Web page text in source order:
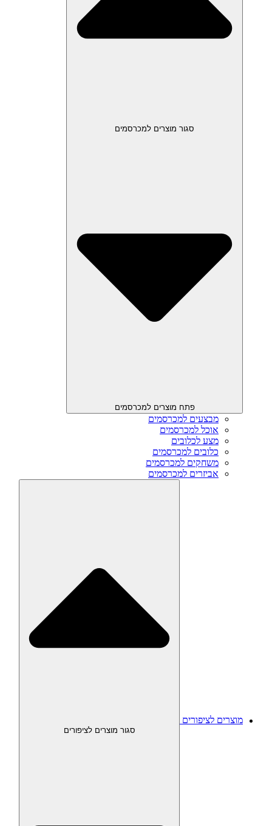
סגור מוצרים למכרסמים
פתח מוצרים למכרסמים
מבצעים למכרסמים
אוכל למכרסמים
מצע לכלובים
כלובים למכרסמים
משחקים למכרסמים
אביזרים למכרסמים
מוצרים לציפורים
סגור מוצרים לציפורים